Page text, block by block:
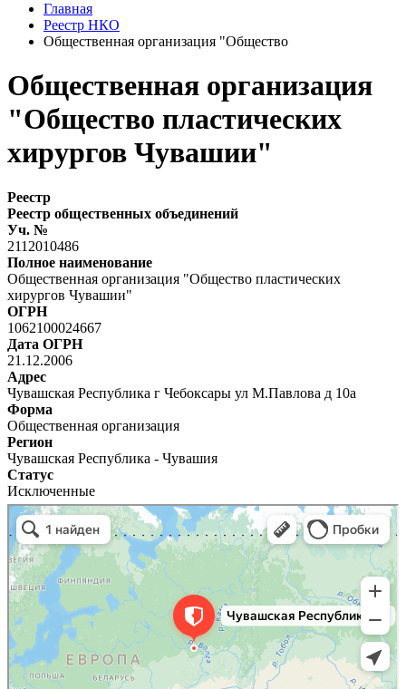
Главная
Реестр НКО
Общественная организация "Общество
Общественная организация
"Общество пластических
хирургов Чувашии"
Реестр
Реестр общественных объединений
Уч. №
2112010486
Полное наименование
Общественная организация "Общество пластических
хирургов Чувашии"
ОГРН
1062100024667
Дата ОГРН
21.12.2006
Адрес
Чувашская Республика г Чебоксары ул М.Павлова д 10а
Форма
Общественная организация
Регион
Чувашская Республика - Чувашия
Статус
Исключенные